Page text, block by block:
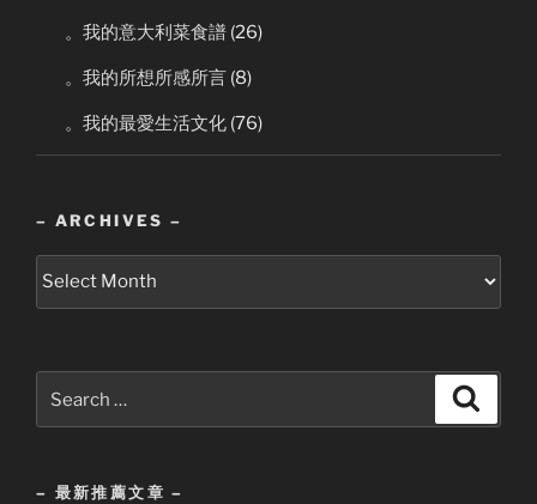
。我的意大利菜食譜 (26)
。我的所想所感所言 (8)
。我的最愛生活文化 (76)
– ARCHIVES –
for:
– 最新推薦文章 –